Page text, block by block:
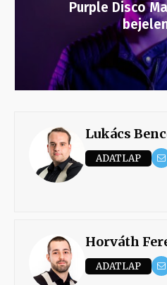
Purple Disco
Lukács
ADATLAP
Horváth
ADATLAP